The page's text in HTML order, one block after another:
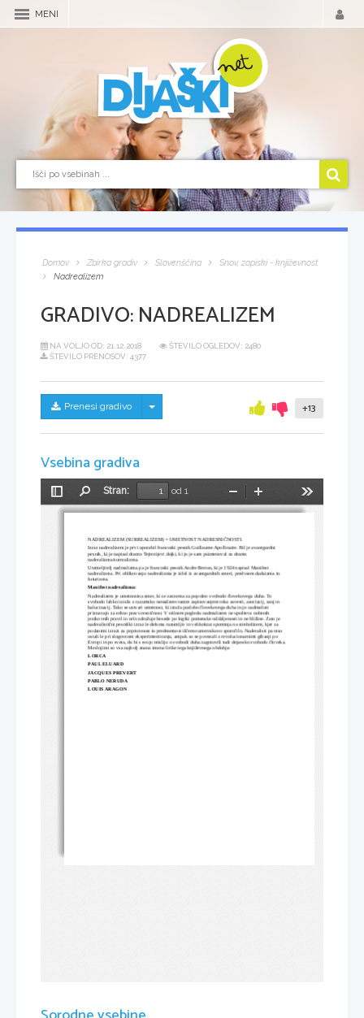
MENI
Domov Zbirka gradiv Slovenščina
Snov, zapiski - književnost
Nadrealizem
GRADIVO:NADREALIZEM
NA VOLJO OD: 21.12.2018
ŠTEVILO OGLEDOV: 2480
ŠTEVILO PRENOSOV: 4377
Prenesi gradivo Skrij/prikaži meni +13
Vsebina gradiva
Preklopi
stransko
Stran:
od 1
Pomanjšaj
NADREALIZEM (SURREALIZEM) = UMETNOST NADRESNIČNOSTI.
Izraz nadrealizem je prvi uporabil francoski pesnik Guillaume Apollinaire. Bil je avantgardni
pesnik, ki je napisal dramo Tejrezijevi dojki, ki jo je sam poimenoval za dramo
nadrealizma/surrealizma.
Utemeljitelj nadrealizma pa je francoski pesnik Andre Breton, ki je 1924 napisal Manifest
nadrealizma. Pri oblikovanju nadrealizma je izšel iz avantgardnih smeri, predvsem dadaizma in
futurizma.
Manifest nadrealizma:
Nadrealizem je umetnostna smer, ki se zavzema za popolno svobodo človekovega duha. To
svobodo lahko izraža z razumsko nenadzorovanim zapisovanjem toka zavesti, asociacij, sanj in
halucinacij. Tako se ustvari umetnost, ki izraža podobo človekovega duha in jo nadrealisti
priznavajo za edino pravo resničnost. V stilnem pogledu nadrealizem ne upošteva nobenih
jezikovnih pravil in celo združuje besede po logiki pomenske oddaljenosti in ne bližine. Zato je
nadrealistični pesniški izraz le deloma razumljiv in velikokrat spominja na simbolizem, kjer za
podanimi izrazi za pojmovnost in predmetnost iščemo umetnikovo sporočilo. Nadrealisti pa niso
ostali le pri slogovnem eksperimentiranju, ampak so se povezali z revolucionarnimi gibanji po
Evropi in po svetu, da bi s svojo mislijo o svobodi duha zagotovili tudi dejansko svobodo človeka.
Med njimi so vsa najbolj znana imena lirike tega književnega obdobja:
LORCA
PAUL ELUARD
JACQUES PREVERT
PABLO NERUDA
LOUIS ARAGON